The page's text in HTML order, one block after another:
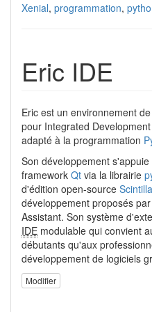
Xenial, programmation,
Eric IDE
Eric est un environnement
pour Integrated
adapté à la programmation
Son développement
framework Qt via la librairie
d'édition open-source Scintilla
développement proposés
Assistant. Son système
IDE modulable qui convient
débutants qu'aux
développement de logiciels
Modifier